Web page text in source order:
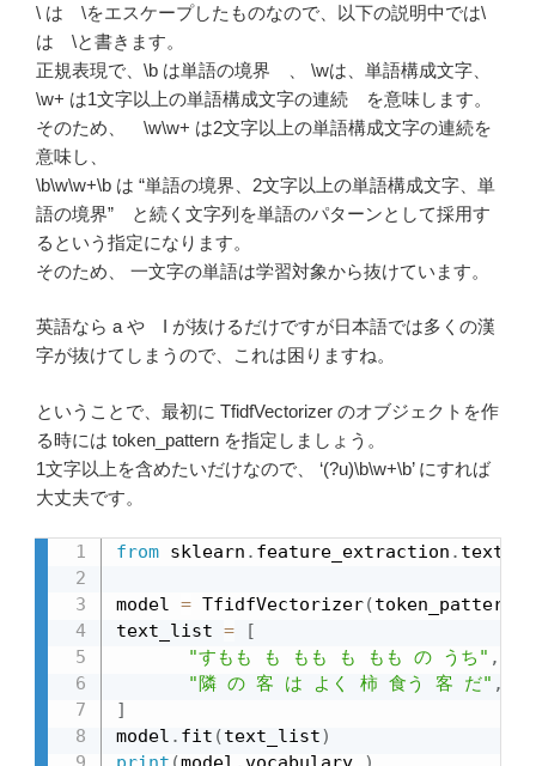
\ は \をエスケープしたものなので、以下の説明中では\
は \と書きます。
正規表現で、\b は単語の境界 、 \wは、単語構成文字、
\w+ は1文字以上の単語構成文字の連続 を意味します。
そのため、 \w\w+ は2文字以上の単語構成文字の連続を
意味し、
\b\w\w+\b は “単語の境界、2文字以上の単語構成文字、単
語の境界” と続く文字列を単語のパターンとして採用す
るという指定になります。
そのため、 一文字の単語は学習対象から抜けています。
英語なら a や I が抜けるだけですが日本語では多くの漢
字が抜けてしまうので、これは困りますね。
ということで、最初に TfidfVectorizer のオブジェクトを作
る時には token_pattern を指定しましょう。
1文字以上を含めたいだけなので、 ‘(?u)\b\w+\b’ にすれば
大丈夫です。
from sklearn . feature_extraction . text
model = TfidfVectorizer(token_pattern
text_list =
[
"すもも も もも も もも の うち" ,
"隣 の 客 は よく 柿 食う 客 だ" ,
]
model . fit (text_list)